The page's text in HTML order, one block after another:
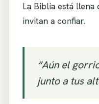
La Biblia está llena
invitan a confiar.
“Aún el
junto a tus